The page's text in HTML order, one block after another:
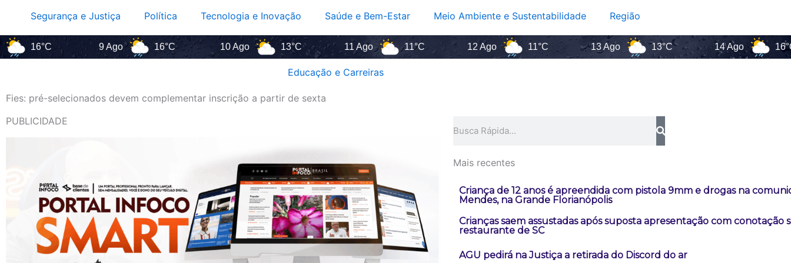
Segurança e Justiça Política Tecnologia e Inovação Saúde e Bem-Estar Meio Ambiente e Sustentabilidade Região
9 Ago 16°C 10 Ago 13°C 11 Ago 11°C 12 Ago 11°C 13 Ago 13°C 14 Ago 16°C
Educação e Carreiras
Fies: pré-selecionados devem complementar inscrição a partir de sexta
PUBLICIDADE
Mais recentes
Criança de 12 anos é apreendida com pistola 9mm e drogas na
Mendes, na Grande Florianópolis
Crianças saem assustadas após suposta apresentação com conotação
restaurante de SC
AGU pedirá na Justiça a retirada do Discord do ar